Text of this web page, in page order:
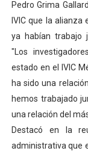
Pedro Grima
IVIC que la
ya habían trabajo
"Los
estado en el IVIC
ha sido una
hemos trabajado
una relación del
Destacó en la
administrativa que